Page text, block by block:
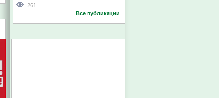
261
Все публикации